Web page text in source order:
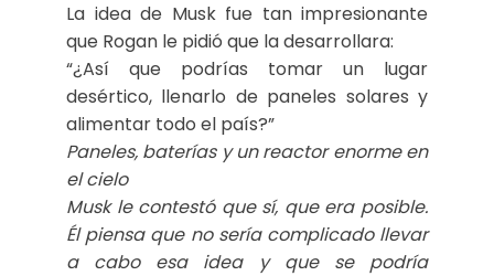
La idea de Musk fue tan impresionante
que Rogan le pidió que la desarrollara:
“¿Así que podrías tomar un lugar
desértico, llenarlo de paneles solares y
alimentar todo el país?”
Paneles, baterías y un reactor enorme en
el cielo
Musk le contestó que sí, que era posible.
Él piensa que no sería complicado llevar
a cabo esa idea y que se podría